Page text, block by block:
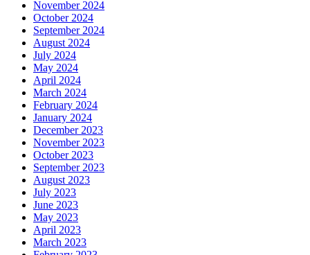
November 2024
October 2024
September 2024
August 2024
July 2024
May 2024
April 2024
March 2024
February 2024
January 2024
December 2023
November 2023
October 2023
September 2023
August 2023
July 2023
June 2023
May 2023
April 2023
March 2023